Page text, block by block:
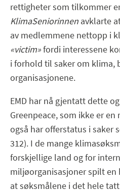
rettigheter som tilkommer
KlimaSeniorinnen avklarte
av medlemmene nettopp i
«victim»fordi interessene
i forhold til saker om klima,
organisasjonene.
EMD har nå gjentatt dette
Greenpeace, som ikke er
også har offerstatus i saker
312). I de mange
forskjellige land og for
miljøorganisasjoner spilt
at søksmålene i det hele